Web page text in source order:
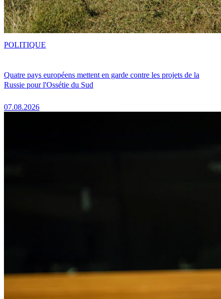
Quatre pays européens mettent en garde contre les projets de la
Russie pour l'Ossétie du Sud
07.08.2026
POLITIQUE